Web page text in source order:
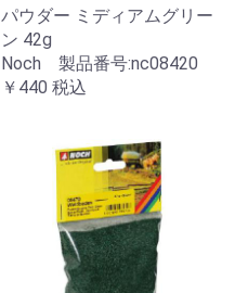
パウダー ミディアムグリー
ン 42g
Noch 製品番号:nc08420
￥440 税込